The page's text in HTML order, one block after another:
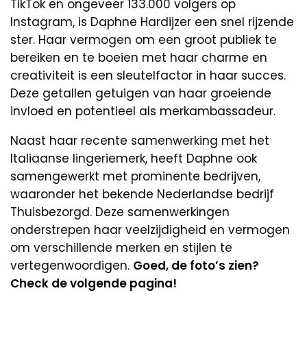
TikTok en ongeveer 133.000 volgers op
Instagram, is Daphne Hardijzer een snel rijzende
ster. Haar vermogen om een groot publiek te
bereiken en te boeien met haar charme en
creativiteit is een sleutelfactor in haar succes.
Deze getallen getuigen van haar groeiende
invloed en potentieel als merkambassadeur.
Naast haar recente samenwerking met het
Italiaanse lingeriemerk, heeft Daphne ook
samengewerkt met prominente bedrijven,
waaronder het bekende Nederlandse bedrijf
Thuisbezorgd. Deze samenwerkingen
onderstrepen haar veelzijdigheid en vermogen
om verschillende merken en stijlen te
vertegenwoordigen. Goed, de foto’s zien?
Check de volgende pagina!